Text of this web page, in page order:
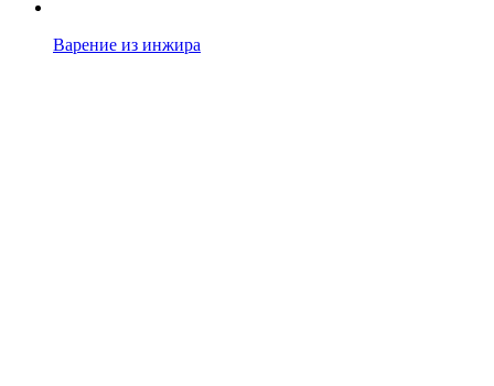
Варение из инжира